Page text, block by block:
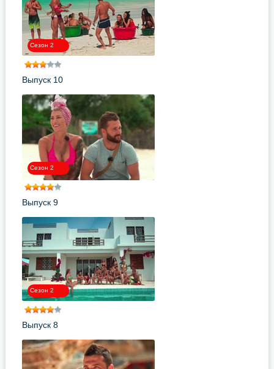
Сезон 2
Выпуск 10
Сезон 2
Выпуск 9
Сезон 2
Выпуск 8